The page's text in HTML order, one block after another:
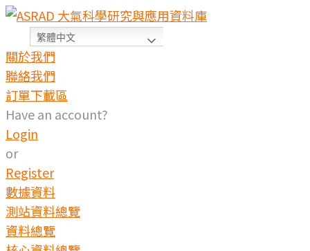
Skip
content
繁體中文
關於我們
聯絡我們
訂單下載區
Have an account?
Login
or
Register
數據資料
測站資料總覽
資料總覽